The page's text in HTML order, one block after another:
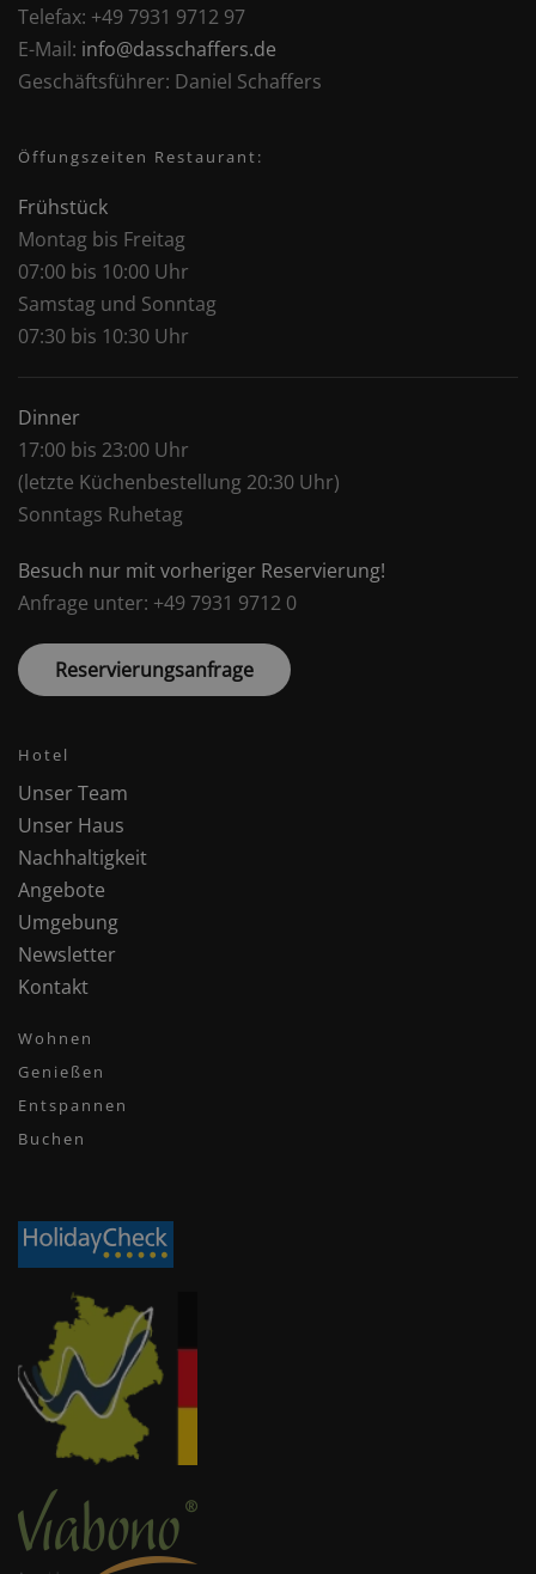
Telefax: +49 7931 9712 97
E-Mail: info@dasschaffers.de
Geschäftsführer: Daniel Schaffers
Öffungszeiten Restaurant:
Frühstück
Montag bis Freitag
07:00 bis 10:00 Uhr
Samstag und Sonntag
07:30 bis 10:30 Uhr
Dinner
17:00 bis 23:00 Uhr
(letzte Küchenbestellung 20:30 Uhr)
Sonntags Ruhetag
Besuch nur mit vorheriger Reservierung!
Anfrage unter: +49 7931 9712 0
Reservierungsanfrage
Hotel
Unser Team
Unser Haus
Nachhaltigkeit
Angebote
Umgebung
Newsletter
Kontakt
Wohnen
Genießen
Entspannen
Buchen